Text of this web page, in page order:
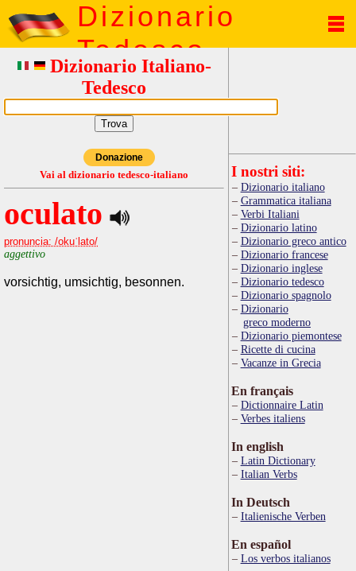
Dizionario
Tedesco
Dizionario Italiano-
Tedesco
Donazione
Vai al dizionario tedesco-italiano
oculato
pronuncia: /okuˈlato/
aggettivo
vorsichtig, umsichtig, besonnen.
I nostri siti:
Dizionario italiano
Grammatica italiana
Verbi Italiani
Dizionario latino
Dizionario greco antico
Dizionario francese
Dizionario inglese
Dizionario tedesco
Dizionario spagnolo
Dizionario
greco moderno
Dizionario piemontese
Ricette di cucina
Vacanze in Grecia
En français
Dictionnaire Latin
Verbes italiens
In english
Latin Dictionary
Italian Verbs
In Deutsch
Italienische Verben
En español
Los verbos italianos